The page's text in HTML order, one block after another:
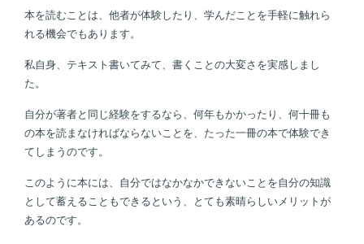
本を読むことは、他者が体験したり、学んだことを手軽に触れら
れる機会でもあります。
私自身、テキスト書いてみて、書くことの大変さを実感しまし
た。
自分が著者と同じ経験をするなら、何年もかかったり、何十冊も
の本を読まなければならないことを、たった一冊の本で体験でき
てしまうのです。
このように本には、自分ではなかなかできないことを自分の知識
として蓄えることもできるという、とても素晴らしいメリットが
あるのです。